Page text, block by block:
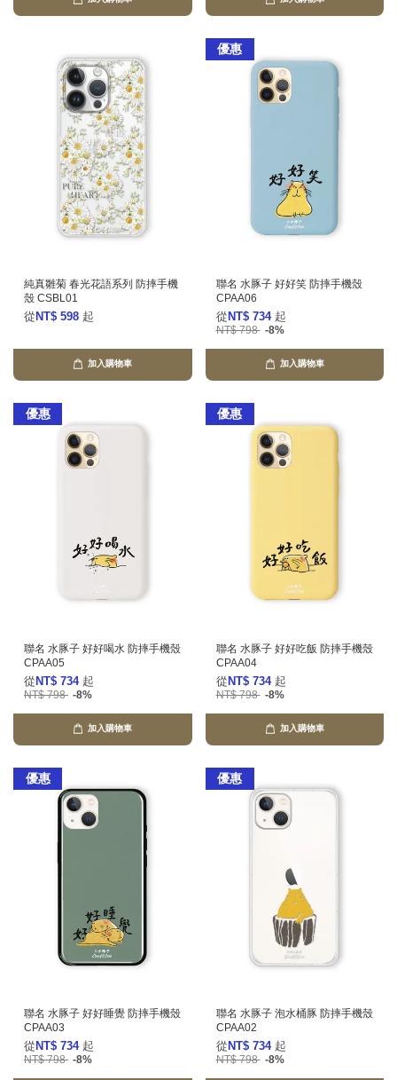
純真雛菊 春光花語系列 防摔手機
殼 CSBL01
從 NT$ 598 起
加入購物車
優惠
聯名 水豚子 好好笑 防摔手機殼
CPAA06
從 NT$ 734 起
NT$ 798 -8%
加入購物車
優惠
聯名 水豚子 好好喝水 防摔手機殼
CPAA05
從 NT$ 734 起
NT$ 798 -8%
加入購物車
優惠
聯名 水豚子 好好吃飯 防摔手機殼
CPAA04
從 NT$ 734 起
NT$ 798 -8%
加入購物車
優惠
聯名 水豚子 好好睡覺 防摔手機殼
CPAA03
從 NT$ 734 起
NT$ 798 -8%
優惠
聯名 水豚子 泡水桶豚 防摔手機殼
CPAA02
從 NT$ 734 起
NT$ 798 -8%